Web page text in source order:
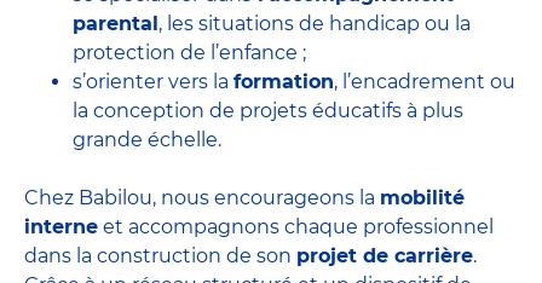
parental, les situations de handicap ou la
protection de l’enfance ;
s’orienter vers la formation, l’encadrement ou
la conception de projets éducatifs à plus
grande échelle.
Chez Babilou, nous encourageons la mobilité
interne et accompagnons chaque professionnel
dans la construction de son projet de carrière.